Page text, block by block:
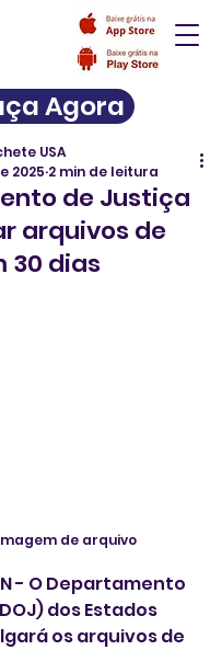
Agora
de Justiça
arquivos de
30 dias
USA
2025 2 min de leitura
de arquivo
- O Departamento
dos Estados
os arquivos de